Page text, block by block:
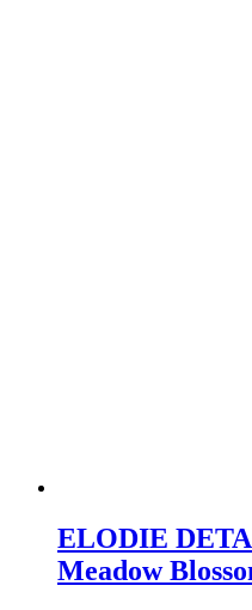
ELODIE
Meadow